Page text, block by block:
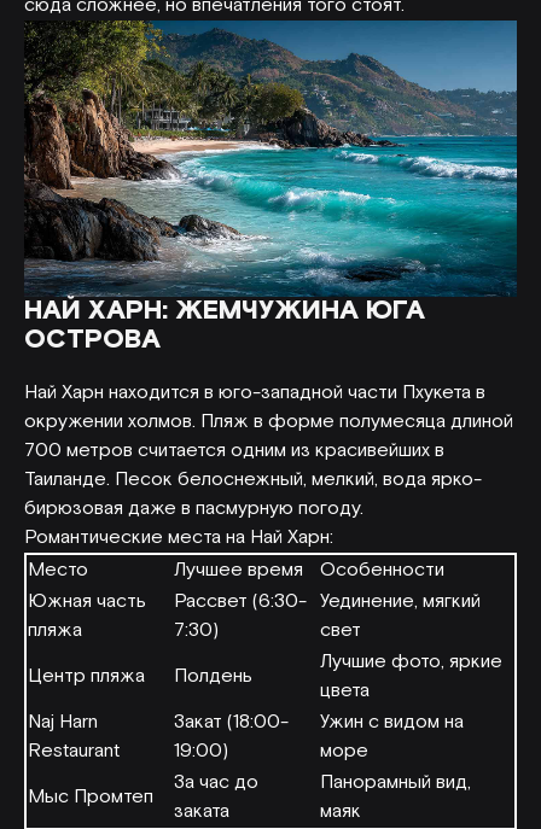
сюда сложнее, но впечатления того стоят.
НАЙ ХАРН: ЖЕМЧУЖИНА ЮГА
ОСТРОВА
Най Харн находится в юго-западной части Пхукета в
окружении холмов. Пляж в форме полумесяца длиной
700 метров считается одним из красивейших в
Таиланде. Песок белоснежный, мелкий, вода ярко-
бирюзовая даже в пасмурную погоду.
Романтические места на Най Харн:
Место
Лучшее время
Особенности
Южная часть
пляжа
Рассвет (6:30-
7:30)
Уединение, мягкий
свет
Центр пляжа
Полдень
Лучшие фото, яркие
цвета
Naj Harn
Restaurant
Закат (18:00-
19:00)
Ужин с видом на
море
Мыс Промтеп
За час до
заката
Панорамный вид,
маяк